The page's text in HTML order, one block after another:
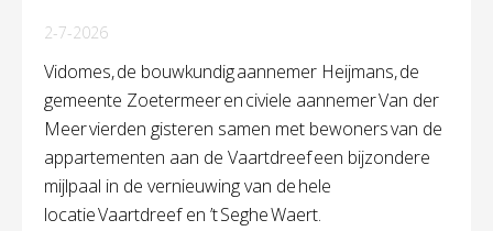
2-7-2026
Vidomes, de bouwkundig aannemer Heijmans, de
gemeente Zoetermeer en civiele aannemer Van der
Meer vierden gisteren samen met bewoners van de
appartementen aan de Vaartdreef een bijzondere
mijlpaal in de vernieuwing van de hele
locatie Vaartdreef en ’t Seghe Waert.